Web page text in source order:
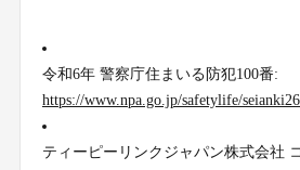
令和6年 警察庁住まいる防犯100番:
https://www.npa.go.jp/safetylife/
ティーピーリンクジャパン株式会社